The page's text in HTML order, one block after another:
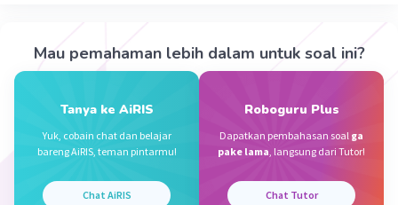
Daun adalah salah satu bagian tumbuhan yang
tumbuh pada ranting atau batang dan biasanya
tumbuh berhelai-helai hingga lebat. Daun itu
sendiri biasanya mempunyai warna hijau
Beri Rating (0 Balas
Mau pemahaman lebih dalam untuk soal ini?
Tanya ke AiRIS
Yuk, cobain chat dan belajar
bareng AiRIS, teman pintarmu!
Chat AiRIS
Roboguru Plus
Dapatkan pembahasan soal ga
pake lama, langsung dari Tutor!
Chat Tutor